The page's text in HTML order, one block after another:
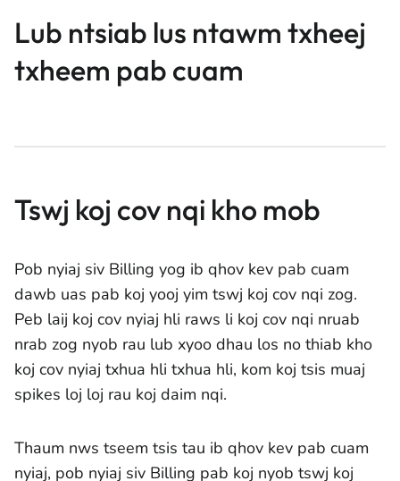
Lub ntsiab lus ntawm txheej
txheem pab cuam
Tswj koj cov nqi kho mob
Pob nyiaj siv Billing yog ib qhov kev pab cuam
dawb uas pab koj yooj yim tswj koj cov nqi zog.
Peb laij koj cov nyiaj hli raws li koj cov nqi nruab
nrab zog nyob rau lub xyoo dhau los no thiab kho
koj cov nyiaj txhua hli txhua hli, kom koj tsis muaj
spikes loj loj rau koj daim nqi.
Thaum nws tseem tsis tau ib qhov kev pab cuam
nyiaj, pob nyiaj siv Billing pab koj nyob tswj koj